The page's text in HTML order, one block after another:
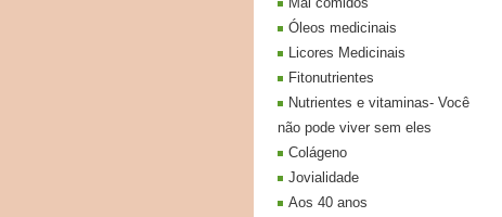
Óleos medicinais
Licores Medicinais
Fitonutrientes
Nutrientes e vitaminas- Você
não pode viver sem eles
Colágeno
Jovialidade
Aos 40 anos